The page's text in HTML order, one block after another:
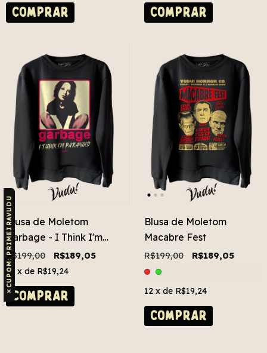
COMPRAR COMPRAR
Blusa de Moletom
Garbage - I Think I'm
Paranoid
R$199,00 R$189,05
12 x de R$19,24
COMPRAR
Blusa de Moletom
Macabre Fest
R$199,00 R$189,05
12 x de R$19,24
COMPRAR
✕
CUPOM: PRIMEIRAVUDU